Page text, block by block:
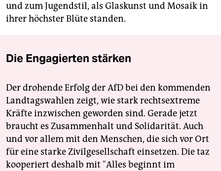
und zum Jugendstil, als Glaskunst und Mosaik in
ihrer höchster Blüte standen.
Die Engagierten stärken
Der drohende Erfolg der AfD bei den kommenden
Landtagswahlen zeigt, wie stark rechtsextreme
Kräfte inzwischen geworden sind. Gerade jetzt
braucht es Zusammenhalt und Solidarität. Auch
und vor allem mit den Menschen, die sich vor Ort
für eine starke Zivilgesellschaft einsetzen. Die taz
kooperiert deshalb mit "Alles beginnt im